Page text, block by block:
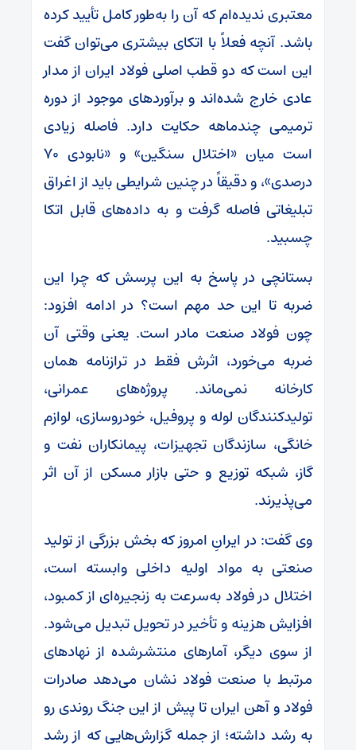
معتبری ندیده‌ام که آن را به‌طور کامل تأیید کرده
باشد. آنچه فعلاً با اتکای بیشتری می‌توان گفت
این است که دو قطب اصلی فولاد ایران از مدار
عادی خارج شده‌اند و برآوردهای موجود از دوره
ترمیمی چندماهه حکایت دارد. فاصله زیادی
است میان «اختلال سنگین» و «نابودی ۷۰
درصدی»، و دقیقاً در چنین شرایطی باید از اغراق
تبلیغاتی فاصله گرفت و به داده‌های قابل اتکا
چسبید.
بستانچی در پاسخ به این پرسش که چرا این
ضربه تا این حد مهم است؟ در ادامه افزود:
چون فولاد صنعت مادر است. یعنی وقتی آن
ضربه می‌خورد، اثرش فقط در ترازنامه همان
کارخانه نمی‌ماند. پروژه‌های عمرانی،
تولیدکنندگان لوله و پروفیل، خودروسازی، لوازم
خانگی، سازندگان تجهیزات، پیمانکاران نفت و
گاز، شبکه توزیع و حتی بازار مسکن از آن اثر
می‌پذیرند.
وی گفت: در ایرانِ امروز که بخش بزرگی از تولید
صنعتی به مواد اولیه داخلی وابسته است،
اختلال در فولاد به‌سرعت به زنجیره‌ای از کمبود،
افزایش هزینه و تأخیر در تحویل تبدیل می‌شود.
از سوی دیگر، آمارهای منتشرشده از نهادهای
مرتبط با صنعت فولاد نشان می‌دهد صادرات
فولاد و آهن ایران تا پیش از این جنگ روندی رو
به رشد داشته؛ از جمله گزارش‌هایی که از رشد